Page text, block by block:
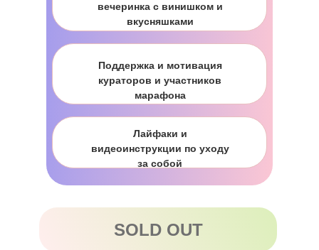
вечеринка с винишком и
вкусняшками
Поддержка и мотивация
кураторов и участников
марафона
Лайфаки и
видеоинструкции по уходу
за собой
SOLD OUT